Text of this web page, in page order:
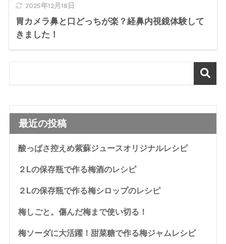
2025年12月18日
胃カメラ鼻と口どっちが楽？経鼻内視鏡体験して
きました！
最近の投稿
酸っぱさ控えめ紫蘇ジュースオリジナルレシピ
２Lの保存瓶で作る梅酒のレシピ
２Lの保存瓶で作る梅シロップのレシピ
梅しごと。傷んだ梅まで使い切る！
梅ソーダに大活躍！甜菜糖で作る梅ジャムレシピ